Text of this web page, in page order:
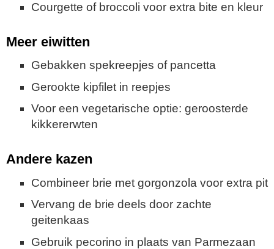
Courgette of broccoli voor extra bite en kleur
Meer eiwitten
Gebakken spekreepjes of pancetta
Gerookte kipfilet in reepjes
Voor een vegetarische optie: geroosterde
kikkererwten
Andere kazen
Combineer brie met gorgonzola voor extra pit
Vervang de brie deels door zachte
geitenkaas
Gebruik pecorino in plaats van Parmezaan